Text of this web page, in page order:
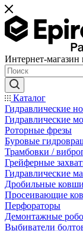
Интернет-магазин
Каталог
Гидравлические
Гидравлические
Роторные фрезы
Буровые
Трамбовки /
Грейферные
Гидравлические
Дробильные ковши
Просеивающие
Перфораторы
Демонтажные
Выбиватели